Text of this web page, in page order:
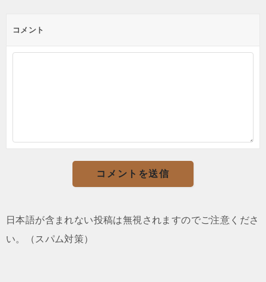
コメント
日本語が含まれない投稿は無視されますのでご注意くださ
い。（スパム対策）